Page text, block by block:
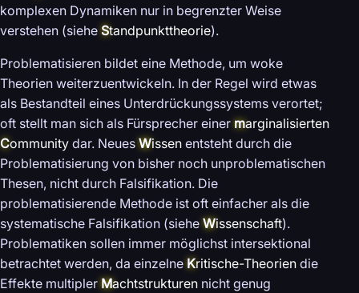
komplexen Dynamiken nur in begrenzter Weise
verstehen (siehe Standpunkttheorie).
Problematisieren bildet eine Methode, um woke
Theorien weiterzuentwickeln. In der Regel wird etwas
als Bestandteil eines Unterdrückungssystems verortet;
oft stellt man sich als Fürsprecher einer marginalisierten
Community dar. Neues Wissen entsteht durch die
Problematisierung von bisher noch unproblematischen
Thesen, nicht durch Falsifikation. Die
problematisierende Methode ist oft einfacher als die
systematische Falsifikation (siehe Wissenschaft).
Problematiken sollen immer möglichst intersektional
betrachtet werden, da einzelne Kritische-Theorien die
Effekte multipler Machtstrukturen nicht genug